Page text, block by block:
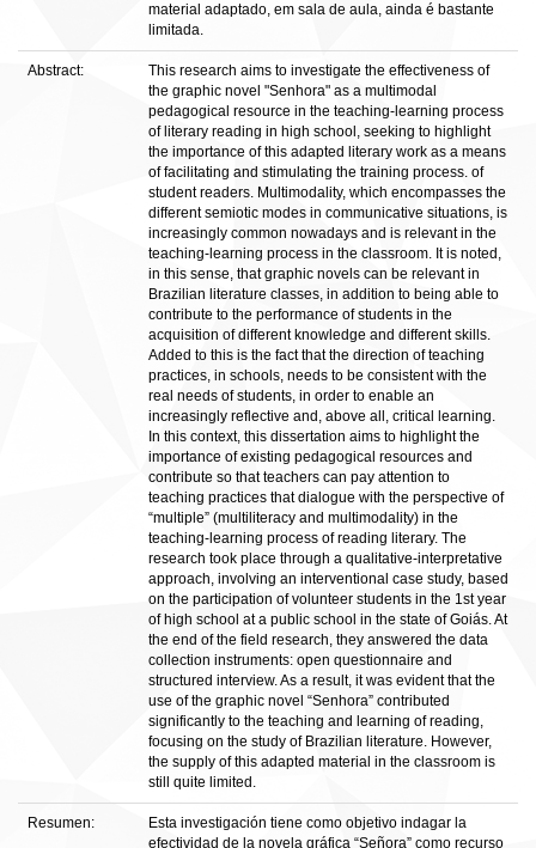
material adaptado, em sala de aula, ainda é bastante
limitada.
Abstract:
This research aims to investigate the effectiveness of
the graphic novel "Senhora" as a multimodal
pedagogical resource in the teaching-learning process
of literary reading in high school, seeking to highlight
the importance of this adapted literary work as a means
of facilitating and stimulating the training process. of
student readers. Multimodality, which encompasses the
different semiotic modes in communicative situations, is
increasingly common nowadays and is relevant in the
teaching-learning process in the classroom. It is noted,
in this sense, that graphic novels can be relevant in
Brazilian literature classes, in addition to being able to
contribute to the performance of students in the
acquisition of different knowledge and different skills.
Added to this is the fact that the direction of teaching
practices, in schools, needs to be consistent with the
real needs of students, in order to enable an
increasingly reflective and, above all, critical learning.
In this context, this dissertation aims to highlight the
importance of existing pedagogical resources and
contribute so that teachers can pay attention to
teaching practices that dialogue with the perspective of
“multiple” (multiliteracy and multimodality) in the
teaching-learning process of reading literary. The
research took place through a qualitative-interpretative
approach, involving an interventional case study, based
on the participation of volunteer students in the 1st year
of high school at a public school in the state of Goiás. At
the end of the field research, they answered the data
collection instruments: open questionnaire and
structured interview. As a result, it was evident that the
use of the graphic novel “Senhora” contributed
significantly to the teaching and learning of reading,
focusing on the study of Brazilian literature. However,
the supply of this adapted material in the classroom is
still quite limited.
Resumen:
Esta investigación tiene como objetivo indagar la
efectividad de la novela gráfica “Señora” como recurso